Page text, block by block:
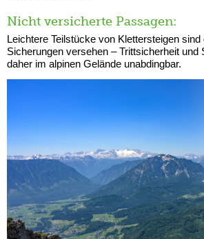
Nicht versicherte Passagen:
Leichtere Teilstücke von Klettersteigen sind
Sicherungen versehen – Trittsicherheit und
daher im alpinen Gelände unabdingbar.